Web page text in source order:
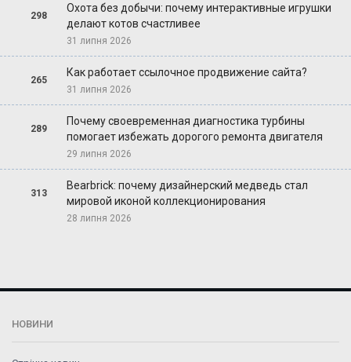
298
Охота без добычи: почему интерактивные игрушки
делают котов счастливее
31 липня 2026
265
Как работает ссылочное продвижение сайта?
31 липня 2026
289
Почему своевременная диагностика турбины
помогает избежать дорогого ремонта двигателя
29 липня 2026
313
Bearbrick: почему дизайнерский медведь стал
мировой иконой коллекционирования
28 липня 2026
НОВИНИ